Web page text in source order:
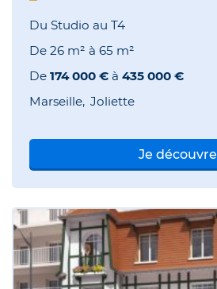
Du Studio au T4
De 26 m² à 65 m²
De 174 000 € à 435 000 €
Marseille Joliette
Je découvre